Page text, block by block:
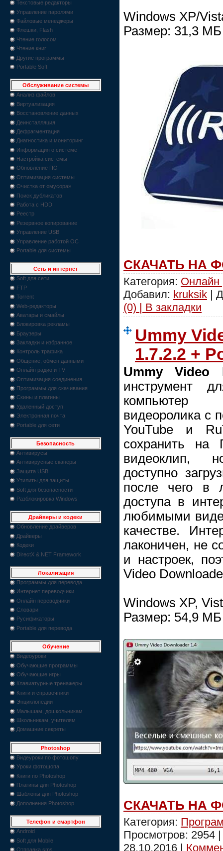
Текстовые редакторы
Управление паролями
Файловые менеджеры
Флешки, Flash
Чтение голосом
Чтение книг
Другие программы
Portable Soft
Обслуживание системы
Анализ файлов
Виртуализация
Восстановление данных
Деинсталляция
Дефрагментация
Диагностика и мониторинг
Информация о системе
Настройка системы
Обновление ПО
Оптимизация системы
Очистка от «мусора»
Поиск дубликатов
Работа с HDD
Реестр
Резервное копирование
Управление USB
Управление работой ОС
Portable для системы
Сеть и интернет
Soft для сети
FTP
Torrent
Web-редакторы
Аватары и смайлы
Блокировка рекламы
Браузеры
Закладки и избранное
Контроль трафика
Общение, обмен данными
Онлайн радио и TV
Оптимизация соединения
Программы для скачивания
Скины и плагины
Удаленный доступ
Электронная почта
Portable для сети
Безопасность
Антивирусы
Антивирусные сканеры
Защита USB
Утилиты для защиты
Soft для безопасности
Разблокировка Windows
Драйверы и кодеки
Обновление драйверов
Драйверы
Кодеки
DirectX & NET Framework
Локализация
Программы для перевода
Интернет переводчики
Онлайн переводчики
Словари
Русификаторы
Portable для перевода
Обучение
Видеоуроки
Обучающие программы
Обучающие игры
Клавиатурные тренажеры
Книги и справочники
Энциклопедии
Малышам, дошкольникам
Школьникам, учителям
Домашние секреты
Photoshop
Видеуроки по фотошопу
Уроки фотошопа
Книги по Photoshop
Плагины для Photoshop
Шаблоны для Photoshop
Дополнения Photoshop
Телефон и смартфон
Android
Soft для Mobile
Отправка sms
Windows XP/
Размер: 31,3 МБ
СКАЧАТЬ НА
Категория: Онлайн
Добавил: kruksik |
(0) | В закладки
Ummy
1.7.2.2 +
Ummy Video
инструмент
компьютер
видеоролика с
YouTube и
сохранить на
видеоклип,
доступно
после чего в
доступа в
любимыми
качестве.
лаконичен, не
и настроек,
Video
Windows XP,
Размер: 54,9 МБ
СКАЧАТЬ НА
Категория:
Просмотров: 2954
28.10.2016 |